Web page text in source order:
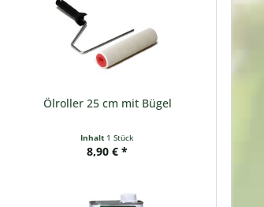
Ölroller 25 cm mit Bügel
Inhalt 1 Stück
8,90 € *